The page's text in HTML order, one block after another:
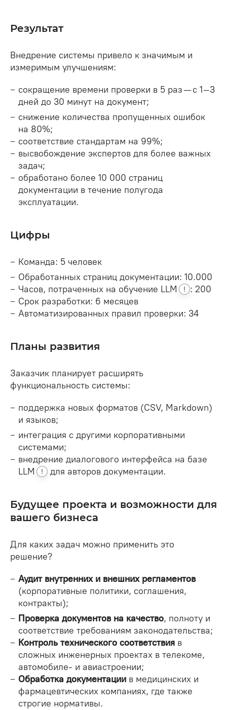
Результат
Внедрение системы привело к значимым и
измеримым улучшениям:
сокращение времени проверки в 5 раз — с 1–3
дней до 30 минут на документ;
снижение количества пропущенных ошибок
на 80%;
соответствие стандартам на 99%;
высвобождение экспертов для более важных
задач;
обработано более 10 000 страниц
документации в течение полугода
эксплуатации.
Цифры
Команда: 5 человек
Обработанных страниц документации: 10.000
Часов, потраченных на обучение LLM !
: 200
Срок разработки: 6 месяцев
Автоматизированных правил проверки: 34
Планы развития
Заказчик планирует расширять
функциональность системы:
поддержка новых форматов (CSV, Markdown)
и языков;
интеграция с другими корпоративными
системами;
внедрение диалогового интерфейса на базе
LLM
! для авторов документации.
Будущее проекта и возможности для
вашего бизнеса
Для каких задач можно применить это
решение?
Аудит внутренних и внешних регламентов
(корпоративные политики, соглашения,
контракты);
Проверка документов на качество, полноту и
соответствие требованиям законодательства;
Контроль технического соответствия в
сложных инженерных проектах в телекоме,
автомобиле- и авиастроении;
Обработка документации в медицинских и
фармацевтических компаниях, где также
строгие нормативы.